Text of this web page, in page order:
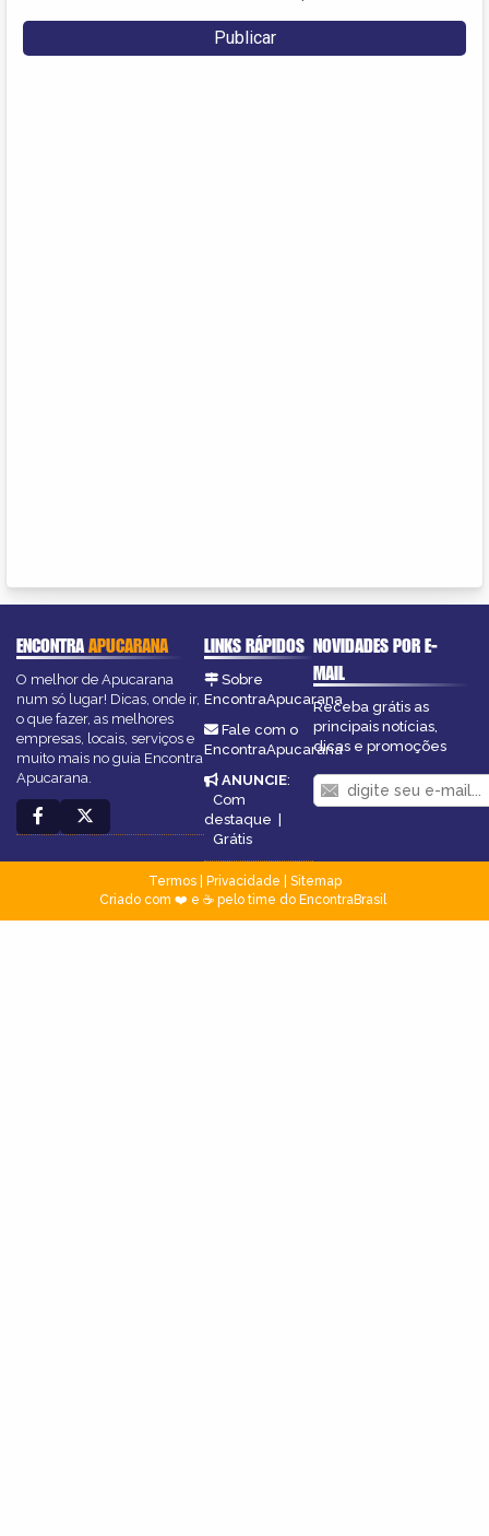
ENCONTRAAPUCARANA
O melhor de Apucarana
num só lugar! Dicas, onde ir,
o que fazer, as melhores
empresas, locais, serviços e
muito mais no guia Encontra
Apucarana.
LINKS RÁPIDOS
Sobre
EncontraApucarana
Fale com o
EncontraApucarana
ANUNCIE:
Com
destaque |
Grátis
NOVIDADES POR E-
MAIL
Receba grátis as
principais notícias,
dicas e promoções
Termos| Privacidade
Sitemap
Criado com ❤️ e ☕ pelo time do EncontraBrasil